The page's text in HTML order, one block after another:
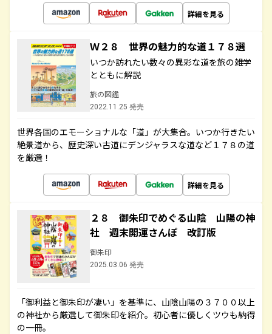
詳細を見る
Ｗ２８ 世界の魅力的な道１７８選
いつか訪れたい数々の異彩な道を旅の雑学
とともに解説
旅の図鑑
2022.11.25 発売
世界各国のエモーショナルな「道」が大集合。いつか行きたい
絶景道から、歴史深い古道にデンジャラスな道など１７８の道
を厳選！
詳細を見る
２８ 御朱印でめぐる山陰 山陽の神
社 週末開運さんぽ 改訂版
御朱印
2025.03.06 発売
「御利益と御朱印が凄い」を基準に、山陰山陽の３７００以上
の神社から厳選して御朱印を紹介。初心者に優しくツウも納得
の一冊。